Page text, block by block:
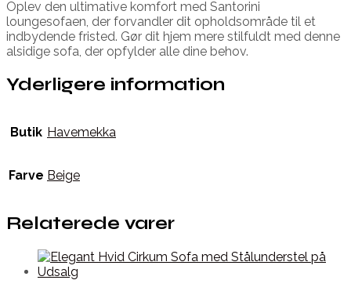
Oplev den ultimative komfort med Santorini
loungesofaen, der forvandler dit opholdsområde til et
indbydende fristed. Gør dit hjem mere stilfuldt med denne
alsidige sofa, der opfylder alle dine behov.
Yderligere information
Butik Havemekka
Farve Beige
Relaterede varer